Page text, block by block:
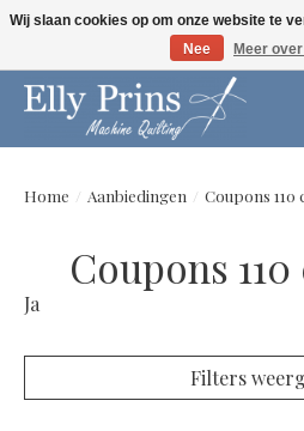
Let op: gewijzigde openingstijden!
Home / Aanbiedingen / Coupons 110
Coupons
Ja
Filters
Wij slaan cookies op om onze website te
Nee
Meer